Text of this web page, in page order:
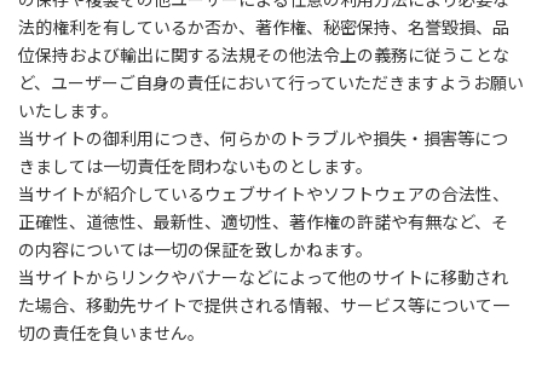
法的権利を有しているか否か、著作権、秘密保持、名誉毀損、品
位保持および輸出に関する法規その他法令上の義務に従うことな
ど、ユーザーご自身の責任において行っていただきますようお願い
いたします。
当サイトの御利用につき、何らかのトラブルや損失・損害等につ
きましては一切責任を問わないものとします。
当サイトが紹介しているウェブサイトやソフトウェアの合法性、
正確性、道徳性、最新性、適切性、著作権の許諾や有無など、そ
の内容については一切の保証を致しかねます。
当サイトからリンクやバナーなどによって他のサイトに移動され
た場合、移動先サイトで提供される情報、サービス等について一
切の責任を負いません。